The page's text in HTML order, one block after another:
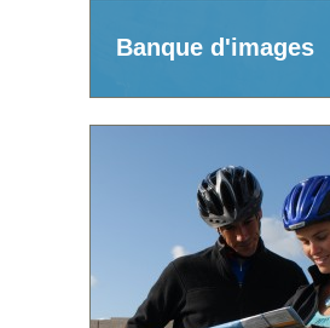
Banque d'images